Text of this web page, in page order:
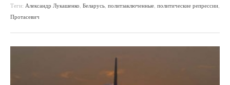
Теги: Александр Лукашенко Беларусь политзаключенные политические репрессии
Протасевич